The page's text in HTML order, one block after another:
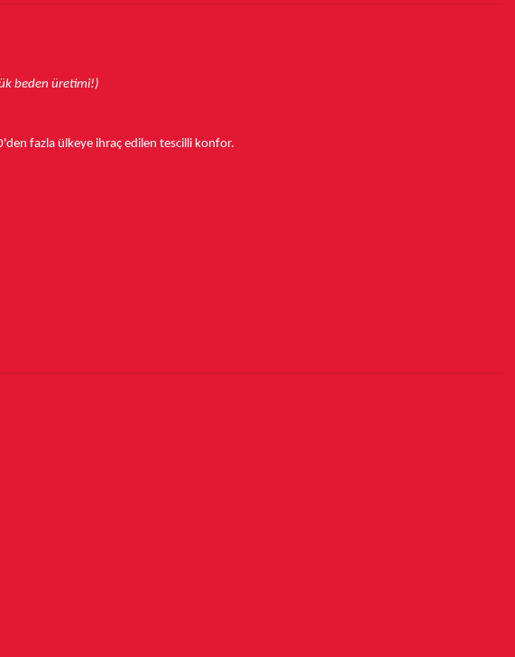
beden üretimi!)
fazla ülkeye ihraç edilen tescilli konfor.